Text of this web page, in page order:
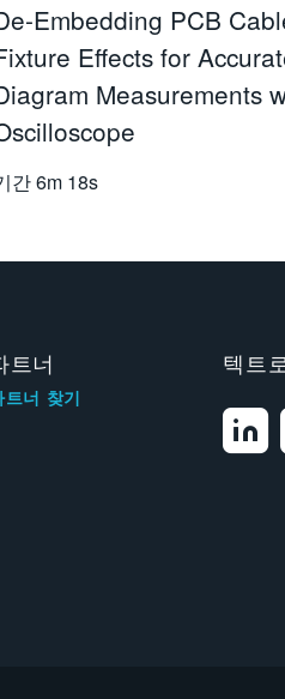
Embedding PCB
Effects for
Measurements
간6m 18s
트너
트너 찾기
텍트